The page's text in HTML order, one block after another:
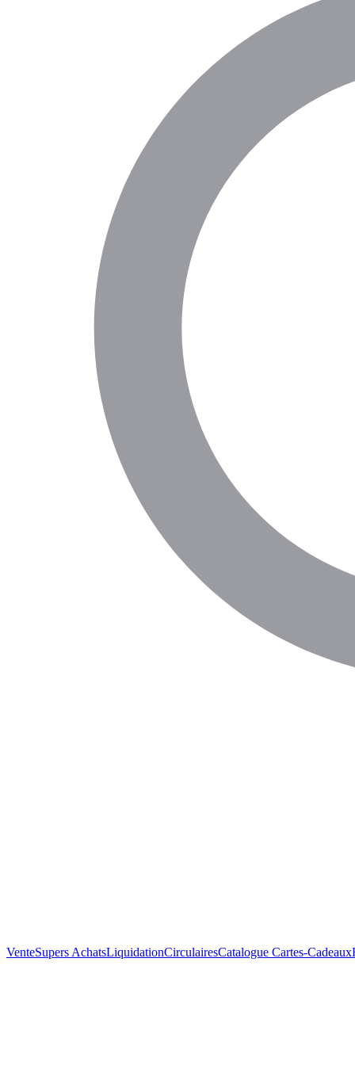
VenteSupers AchatsLiquidationCirculairesCatalogue Cartes-Cadeaux